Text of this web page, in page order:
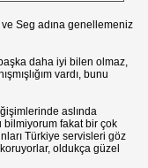
Seg adına genellemeniz
daha iyi bilen olmaz,
vardı, bunu
aslında
bilmiyorum fakat bir çok
Türkiye servisleri göz
oldukça güzel